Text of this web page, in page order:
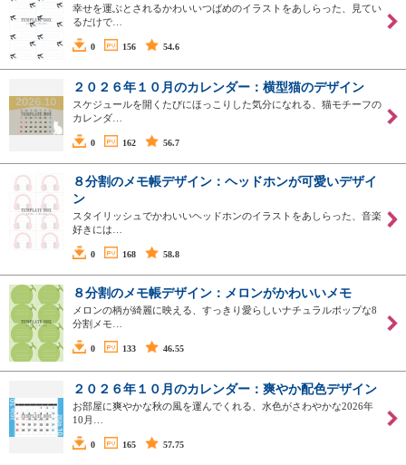
幸せを運ぶとされるかわいいつばめのイラストをあしらった、見てい
るだけで…
0 156 54.6
２０２６年１０月のカレンダー：横型猫のデザイン
スケジュールを開くたびにほっこりした気分になれる、猫モチーフの
カレンダ…
0 162 56.7
８分割のメモ帳デザイン：ヘッドホンが可愛いデザイ
ン
スタイリッシュでかわいいヘッドホンのイラストをあしらった、音楽
好きには…
0 168 58.8
８分割のメモ帳デザイン：メロンがかわいいメモ
メロンの柄が綺麗に映える、すっきり愛らしいナチュラルポップな8
分割メモ…
0 133 46.55
２０２６年１０月のカレンダー：爽やか配色デザイン
お部屋に爽やかな秋の風を運んでくれる、水色がさわやかな2026年
10月…
0 165 57.75